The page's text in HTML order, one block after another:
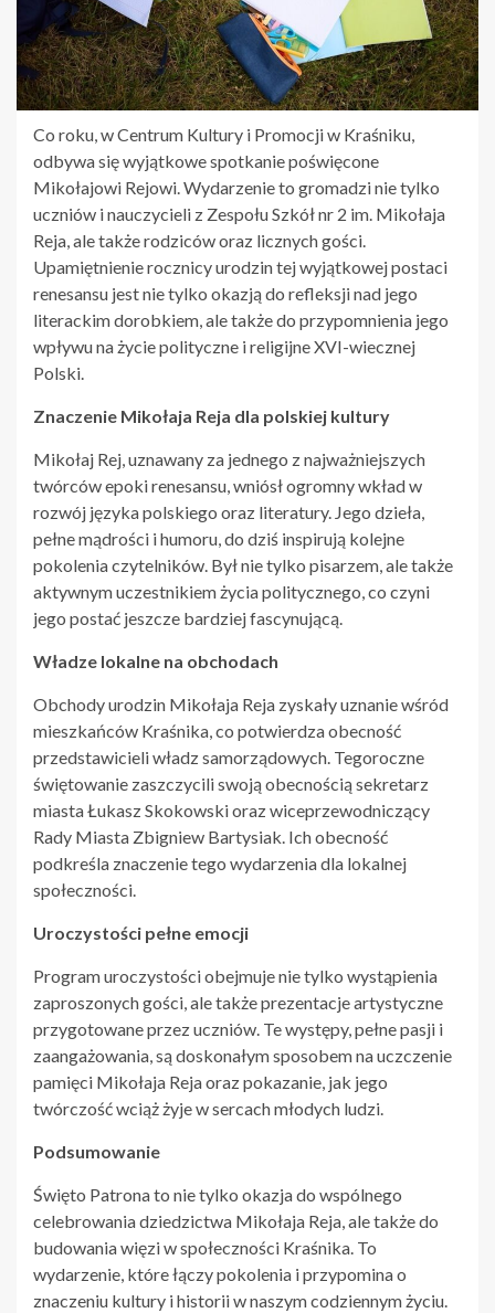
Co roku, w Centrum Kultury i Promocji w Kraśniku,
odbywa się wyjątkowe spotkanie poświęcone
Mikołajowi Rejowi. Wydarzenie to gromadzi nie tylko
uczniów i nauczycieli z Zespołu Szkół nr 2 im. Mikołaja
Reja, ale także rodziców oraz licznych gości.
Upamiętnienie rocznicy urodzin tej wyjątkowej postaci
renesansu jest nie tylko okazją do refleksji nad jego
literackim dorobkiem, ale także do przypomnienia jego
wpływu na życie polityczne i religijne XVI-wiecznej
Polski.
Znaczenie Mikołaja Reja dla polskiej kultury
Mikołaj Rej, uznawany za jednego z najważniejszych
twórców epoki renesansu, wniósł ogromny wkład w
rozwój języka polskiego oraz literatury. Jego dzieła,
pełne mądrości i humoru, do dziś inspirują kolejne
pokolenia czytelników. Był nie tylko pisarzem, ale także
aktywnym uczestnikiem życia politycznego, co czyni
jego postać jeszcze bardziej fascynującą.
Władze lokalne na obchodach
Obchody urodzin Mikołaja Reja zyskały uznanie wśród
mieszkańców Kraśnika, co potwierdza obecność
przedstawicieli władz samorządowych. Tegoroczne
świętowanie zaszczycili swoją obecnością sekretarz
miasta Łukasz Skokowski oraz wiceprzewodniczący
Rady Miasta Zbigniew Bartysiak. Ich obecność
podkreśla znaczenie tego wydarzenia dla lokalnej
społeczności.
Uroczystości pełne emocji
Program uroczystości obejmuje nie tylko wystąpienia
zaproszonych gości, ale także prezentacje artystyczne
przygotowane przez uczniów. Te występy, pełne pasji i
zaangażowania, są doskonałym sposobem na uczczenie
pamięci Mikołaja Reja oraz pokazanie, jak jego
twórczość wciąż żyje w sercach młodych ludzi.
Podsumowanie
Święto Patrona to nie tylko okazja do wspólnego
celebrowania dziedzictwa Mikołaja Reja, ale także do
budowania więzi w społeczności Kraśnika. To
wydarzenie, które łączy pokolenia i przypomina o
znaczeniu kultury i historii w naszym codziennym życiu.